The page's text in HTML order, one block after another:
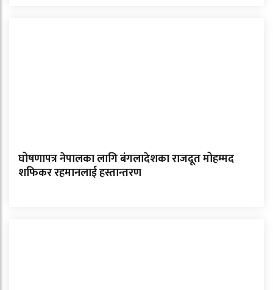
घोषणापत्र नेपालका लागि बंगलादेशका राजदूत मोहम्मद
शफिकर रहमानलाई हस्तान्तरण